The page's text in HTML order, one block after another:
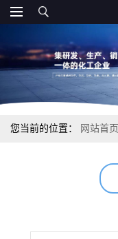
您当前的位置： 网站首页